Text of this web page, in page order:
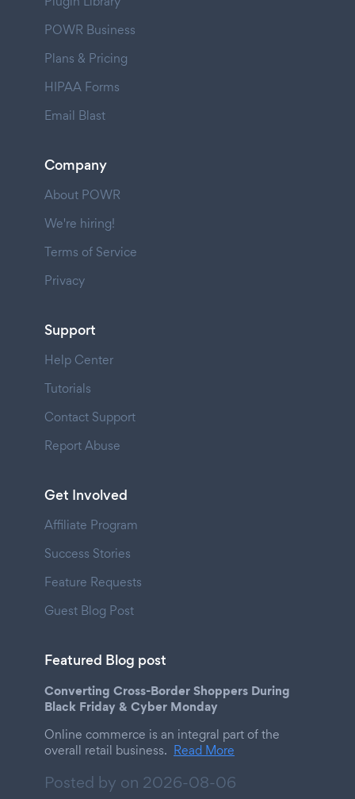
POWR Business
Plans & Pricing
HIPAA Forms
Email Blast
Company
About POWR
We're hiring!
Terms of Service
Privacy
Support
Help Center
Tutorials
Contact Support
Report Abuse
Get Involved
Affiliate Program
Success Stories
Feature Requests
Guest Blog Post
Featured Blog post
Converting Cross-Border Shoppers During
Black Friday & Cyber Monday
Online commerce is an integral part of the
overall retail business. Read More
Posted by on 2026-08-06